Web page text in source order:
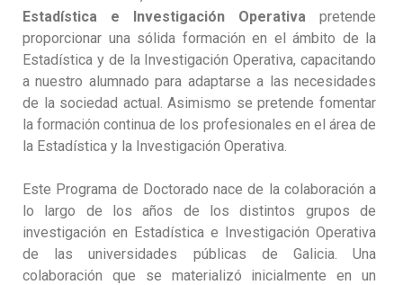
Estadística e Investigación Operativa pretende
proporcionar una sólida formación en el ámbito de la
Estadística y de la Investigación Operativa, capacitando
a nuestro alumnado para adaptarse a las necesidades
de la sociedad actual. Asimismo se pretende fomentar
la formación continua de los profesionales en el área de
la Estadística y la Investigación Operativa.
Este Programa de Doctorado nace de la colaboración a
lo largo de los años de los distintos grupos de
investigación en Estadística e Investigación Operativa
de las universidades públicas de Galicia. Una
colaboración que se materializó inicialmente en un